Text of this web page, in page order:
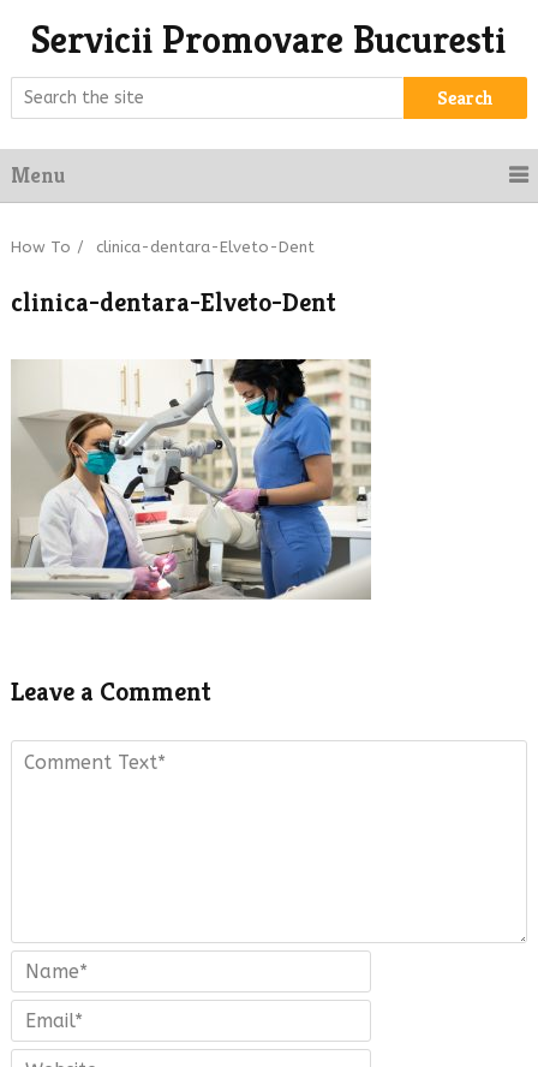
Servicii Promovare Bucuresti
Search
Menu
How To / clinica-dentara-Elveto-Dent
clinica-dentara-Elveto-Dent
Leave a Comment